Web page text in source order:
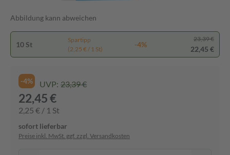
Abbildung kann abweichen
10 St
Spartipp
(2,25 € / 1 St)
-4%
23,39 €
22,45 €
-4% UVP: 23,39 €
22,45 €
2,25 € / 1 St
sofort lieferbar
Preise inkl. MwSt. ggf. zzgl. Versandkosten